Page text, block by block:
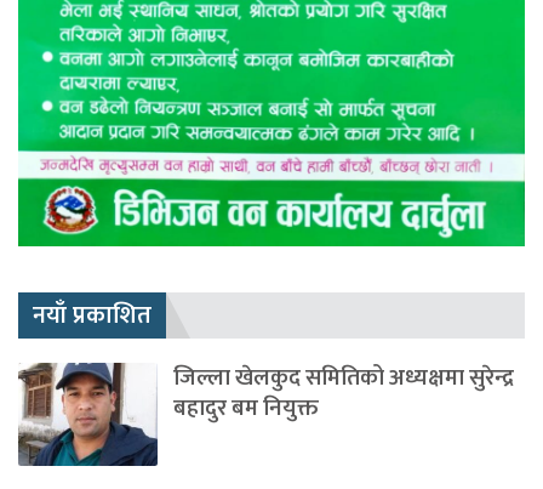
नयाँ प्रकाशित
जिल्ला खेलकुद समितिको अध्यक्षमा सुरेन्द्र
बहादुर बम नियुक्त